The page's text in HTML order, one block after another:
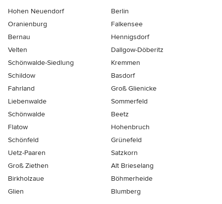
Hohen Neuendorf
Berlin
Oranienburg
Falkensee
Bernau
Hennigsdorf
Velten
Dallgow-Döberitz
Schönwalde-Siedlung
Kremmen
Schildow
Basdorf
Fahrland
Groß Glienicke
Liebenwalde
Sommerfeld
Schönwalde
Beetz
Flatow
Hohenbruch
Schönfeld
Grünefeld
Uetz-Paaren
Satzkorn
Groß Ziethen
Alt Brieselang
Birkholzaue
Böhmerheide
Glien
Blumberg